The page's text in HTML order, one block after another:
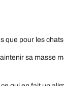
que pour les
sa masse